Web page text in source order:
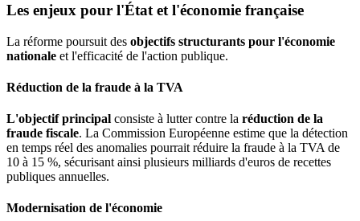
Les enjeux pour l'État et l'économie française
La réforme poursuit des objectifs structurants pour l'économie
nationale et l'efficacité de l'action publique.
Réduction de la fraude à la TVA
L'objectif principal consiste à lutter contre la réduction de la
fraude fiscale. La Commission Européenne estime que la détection
en temps réel des anomalies pourrait réduire la fraude à la TVA de
10 à 15 %, sécurisant ainsi plusieurs milliards d'euros de recettes
publiques annuelles.
Modernisation de l'économie